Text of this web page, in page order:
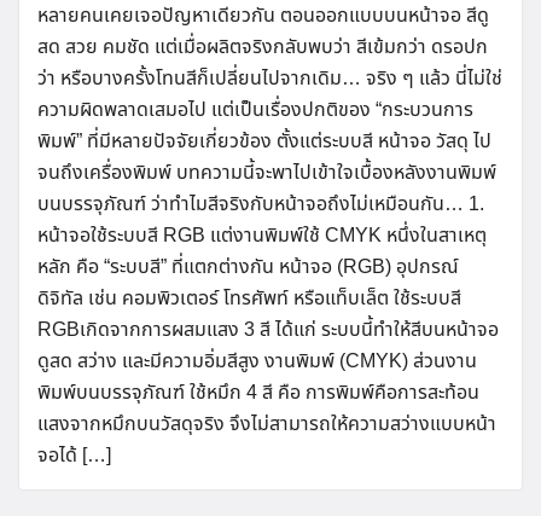
หลายคนเคยเจอปัญหาเดียวกัน ตอนออกแบบบนหน้าจอ สีดู
สด สวย คมชัด แต่เมื่อผลิตจริงกลับพบว่า สีเข้มกว่า ดรอปก
ว่า หรือบางครั้งโทนสีก็เปลี่ยนไปจากเดิม… จริง ๆ แล้ว นี่ไม่ใช่
ความผิดพลาดเสมอไป แต่เป็นเรื่องปกติของ “กระบวนการ
พิมพ์” ที่มีหลายปัจจัยเกี่ยวข้อง ตั้งแต่ระบบสี หน้าจอ วัสดุ ไป
จนถึงเครื่องพิมพ์ บทความนี้จะพาไปเข้าใจเบื้องหลังงานพิมพ์
บนบรรจุภัณฑ์ ว่าทำไมสีจริงกับหน้าจอถึงไม่เหมือนกัน… 1.
หน้าจอใช้ระบบสี RGB แต่งานพิมพ์ใช้ CMYK หนึ่งในสาเหตุ
หลัก คือ “ระบบสี” ที่แตกต่างกัน หน้าจอ (RGB) อุปกรณ์
ดิจิทัล เช่น คอมพิวเตอร์ โทรศัพท์ หรือแท็บเล็ต ใช้ระบบสี
RGBเกิดจากการผสมแสง 3 สี ได้แก่ ระบบนี้ทำให้สีบนหน้าจอ
ดูสด สว่าง และมีความอิ่มสีสูง งานพิมพ์ (CMYK) ส่วนงาน
พิมพ์บนบรรจุภัณฑ์ ใช้หมึก 4 สี คือ การพิมพ์คือการสะท้อน
แสงจากหมึกบนวัสดุจริง จึงไม่สามารถให้ความสว่างแบบหน้า
จอได้ […]